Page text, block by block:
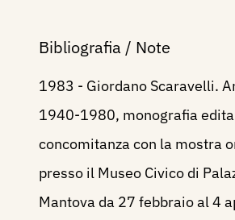
Bibliografia / Note
1983 - Giordano Scaravelli.
1940-1980, monografia
concomitanza con la mostra
presso il Museo Civico di
Mantova da 27 febbraio al 4